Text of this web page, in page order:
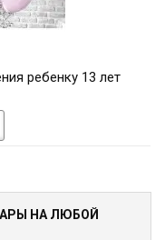
ребенку 13 лет
НА ЛЮБОЙ